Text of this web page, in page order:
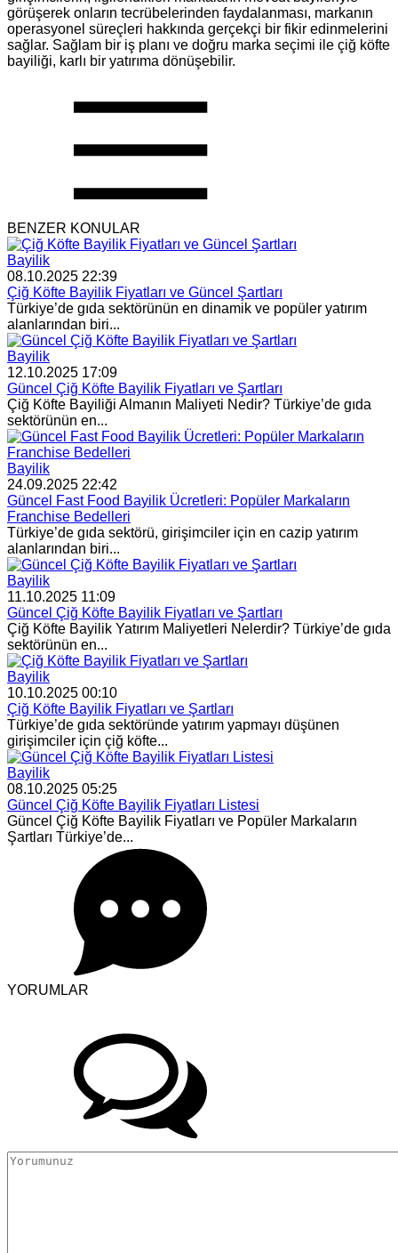
görüşerek onların tecrübelerinden faydalanması, markanın
operasyonel süreçleri hakkında gerçekçi bir fikir edinmelerini
sağlar. Sağlam bir iş planı ve doğru marka seçimi ile çiğ köfte
bayiliği, karlı bir yatırıma dönüşebilir.
BENZER KONULAR
Bayilik
08.10.2025 22:39
Çiğ Köfte Bayilik Fiyatları ve Güncel Şartları
Türkiye’de gıda sektörünün en dinamik ve popüler yatırım
alanlarından biri...
Bayilik
12.10.2025 17:09
Güncel Çiğ Köfte Bayilik Fiyatları ve Şartları
Çiğ Köfte Bayiliği Almanın Maliyeti Nedir? Türkiye’de gıda
sektörünün en...
Bayilik
24.09.2025 22:42
Güncel Fast Food Bayilik Ücretleri: Popüler Markaların
Franchise Bedelleri
Türkiye’de gıda sektörü, girişimciler için en cazip yatırım
alanlarından biri...
Bayilik
11.10.2025 11:09
Güncel Çiğ Köfte Bayilik Fiyatları ve Şartları
Çiğ Köfte Bayilik Yatırım Maliyetleri Nelerdir? Türkiye’de gıda
sektörünün en...
Bayilik
10.10.2025 00:10
Çiğ Köfte Bayilik Fiyatları ve Şartları
Türkiye’de gıda sektöründe yatırım yapmayı düşünen
girişimciler için çiğ köfte...
Bayilik
08.10.2025 05:25
Güncel Çiğ Köfte Bayilik Fiyatları Listesi
Güncel Çiğ Köfte Bayilik Fiyatları ve Popüler Markaların
Şartları Türkiye’de...
YORUMLAR